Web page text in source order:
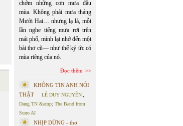
chớm những cơn mưa đầu
mùa. Không phải mưa tháng
Mười Hai… nhưng lạ là, mỗi
lần nghe tiếng mưa rơi trên
mái phố, mình lại nhớ đến một
bài thơ cũ— như thể ký ức có
mùa riêng của nó.
Đọc thêm
KHÔNG TIN ANH NÓI
THẬT
LÊ DUY NGUYÊN
Dang TN &amp; The Band from
Suno AI
NHỊP DỪNG - thơ